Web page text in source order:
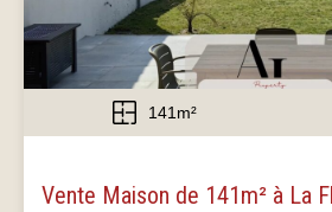
141m²
Vente Maison de 141m² à La